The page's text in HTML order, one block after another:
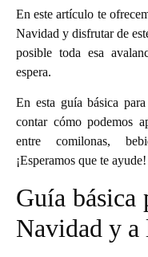
En este artículo te
Navidad y disfrutar de
posible toda esa
espera.
En esta guía básica
contar cómo podemos
entre comilonas,
¡Esperamos que te ayude!
Guía básica
Navidad y a